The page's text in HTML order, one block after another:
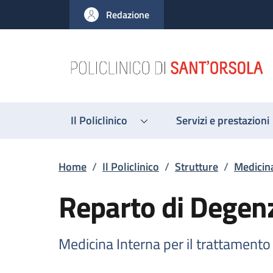
al contenuto principale
to footer content
Redazione
Il Policlinico Servizi e prestazioni
Briciole di pane
Home / Il Policlinico / Strutture /
Reparto di
Medicina Interna per il